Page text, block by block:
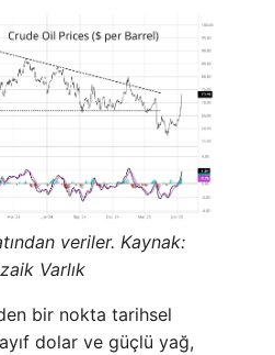
veriler. Kaynak:
Varlık
bir nokta tarihsel
dolar ve güçlü yağ,